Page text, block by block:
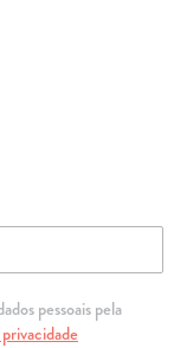
pessoais pela